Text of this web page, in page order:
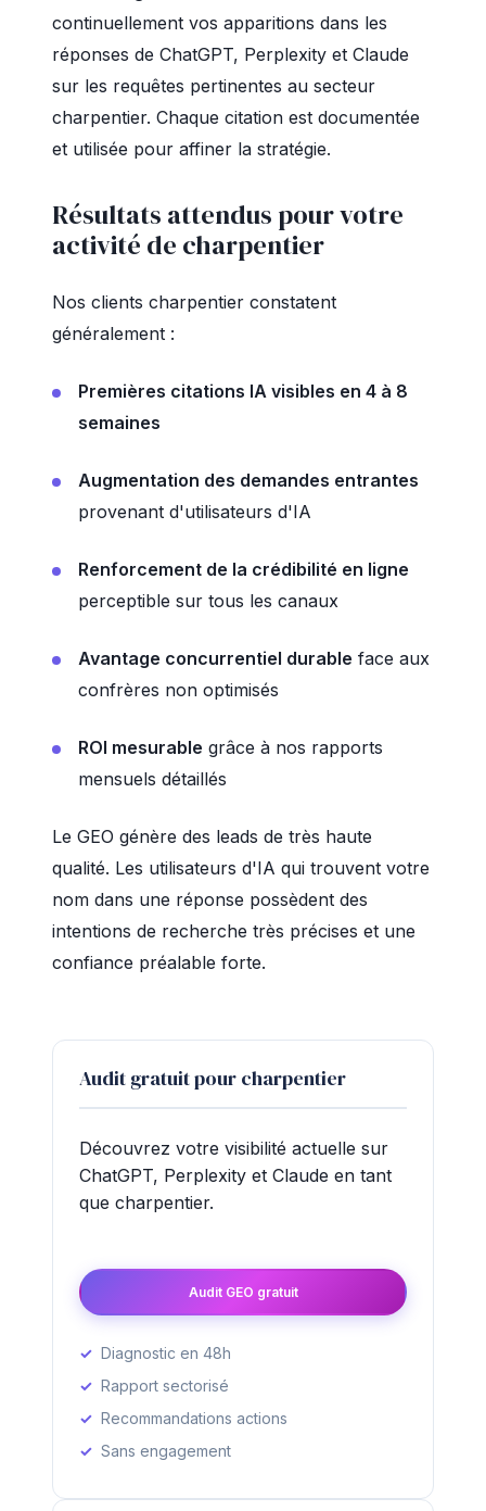
continuellement vos apparitions dans les
réponses de ChatGPT, Perplexity et Claude
sur les requêtes pertinentes au secteur
charpentier. Chaque citation est documentée
et utilisée pour affiner la stratégie.
Résultats attendus pour votre
activité de charpentier
Nos clients charpentier constatent
généralement :
Premières citations IA visibles en 4 à 8
semaines
Augmentation des demandes entrantes
provenant d'utilisateurs d'IA
Renforcement de la crédibilité en ligne
perceptible sur tous les canaux
Avantage concurrentiel durable face aux
confrères non optimisés
ROI mesurable grâce à nos rapports
mensuels détaillés
Le GEO génère des leads de très haute
qualité. Les utilisateurs d'IA qui trouvent votre
nom dans une réponse possèdent des
intentions de recherche très précises et une
confiance préalable forte.
Audit gratuit pour charpentier
Découvrez votre visibilité actuelle sur
ChatGPT, Perplexity et Claude en tant
que charpentier.
Audit GEO gratuit
Diagnostic en 48h
Rapport sectorisé
Recommandations actions
Sans engagement